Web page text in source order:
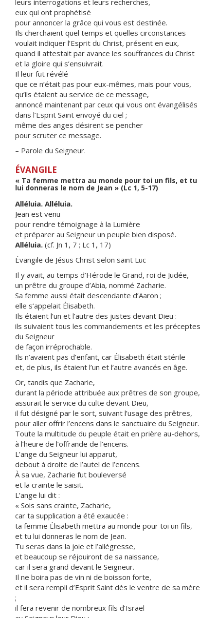
leurs interrogations et leurs recherches,
eux qui ont prophétisé
pour annoncer la grâce qui vous est destinée.
Ils cherchaient quel temps et quelles circonstances
voulait indiquer l’Esprit du Christ, présent en eux,
quand il attestait par avance les souffrances du Christ
et la gloire qui s’ensuivrait.
Il leur fut révélé
que ce n’était pas pour eux-mêmes, mais pour vous,
qu’ils étaient au service de ce message,
annoncé maintenant par ceux qui vous ont évangélisés
dans l’Esprit Saint envoyé du ciel ;
même des anges désirent se pencher
pour scruter ce message.
– Parole du Seigneur.
ÉVANGILE
« Ta femme mettra au monde pour toi un fils, et tu
lui donneras le nom de Jean » (Lc 1, 5-17)
Alléluia. Alléluia.
Jean est venu
pour rendre témoignage à la Lumière
et préparer au Seigneur un peuple bien disposé.
Alléluia. (cf. Jn 1, 7 ; Lc 1, 17)
Évangile de Jésus Christ selon saint Luc
Il y avait, au temps d’Hérode le Grand, roi de Judée,
un prêtre du groupe d’Abia, nommé Zacharie.
Sa femme aussi était descendante d’Aaron ;
elle s’appelait Élisabeth.
Ils étaient l’un et l’autre des justes devant Dieu :
ils suivaient tous les commandements et les préceptes
du Seigneur
de façon irréprochable.
Ils n’avaient pas d’enfant, car Élisabeth était stérile
et, de plus, ils étaient l’un et l’autre avancés en âge.
Or, tandis que Zacharie,
durant la période attribuée aux prêtres de son groupe,
assurait le service du culte devant Dieu,
il fut désigné par le sort, suivant l’usage des prêtres,
pour aller offrir l’encens dans le sanctuaire du Seigneur.
Toute la multitude du peuple était en prière au-dehors,
à l’heure de l’offrande de l’encens.
L’ange du Seigneur lui apparut,
debout à droite de l’autel de l’encens.
À sa vue, Zacharie fut bouleversé
et la crainte le saisit.
L’ange lui dit :
« Sois sans crainte, Zacharie,
car ta supplication a été exaucée :
ta femme Élisabeth mettra au monde pour toi un fils,
et tu lui donneras le nom de Jean.
Tu seras dans la joie et l’allégresse,
et beaucoup se réjouiront de sa naissance,
car il sera grand devant le Seigneur.
Il ne boira pas de vin ni de boisson forte,
et il sera rempli d’Esprit Saint dès le ventre de sa mère
;
il fera revenir de nombreux fils d’Israël